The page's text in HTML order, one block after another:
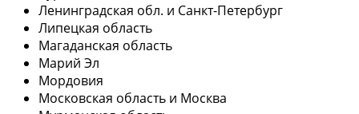
Ленинградская обл. и Санкт-Петербург
Липецкая область
Магаданская область
Марий Эл
Мордовия
Московская область и Москва